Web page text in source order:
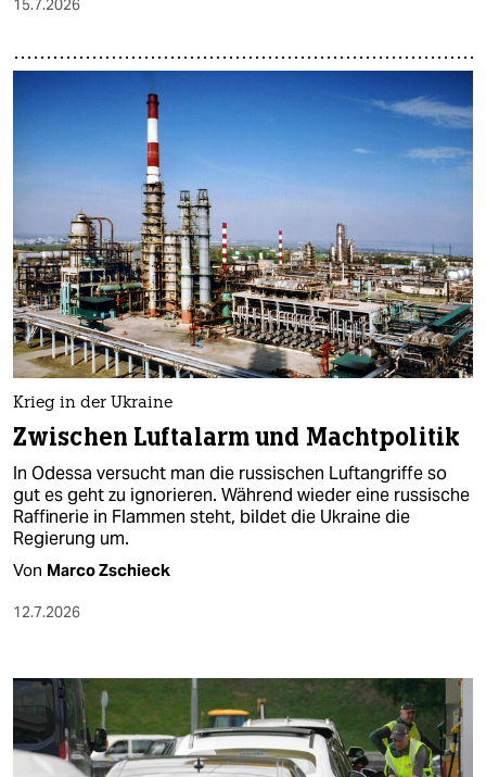
15.7.2026
Krieg in der Ukraine
Zwischen Luftalarm und Machtpolitik
In Odessa versucht man die russischen Luftangriffe so
gut es geht zu ignorieren. Während wieder eine russische
Raffinerie in Flammen steht, bildet die Ukraine die
Regierung um.
Von Marco Zschieck
12.7.2026